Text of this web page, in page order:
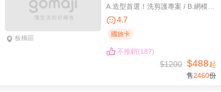
板橋區
A.造型首選！洗剪護專案 / B.網模超質感！日系Fiole染護專案(不分長短，過腰另計) / C.簡單又有型！日系資生堂剪燙護專案(不限髮長) / D.回頭率滿分！Napla娜普菈溫塑剪燙護專案
4.7
國旅卡
不推銷(187)
$1200 $488起
售2460份